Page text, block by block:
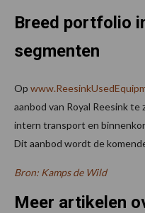
Breed portfolio
segmenten
Op
aanbod van Royal Reesink
intern transport en
Dit aanbod wordt de
Bron: Kamps de Wild
Meer artikelen